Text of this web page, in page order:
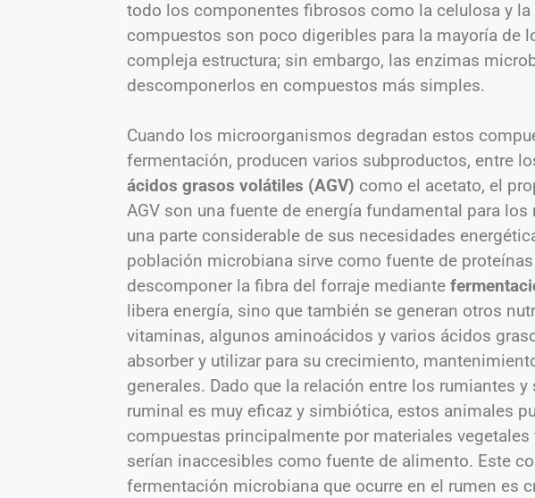
todo los componentes fibrosos como la celulosa y la
compuestos son poco digeribles para la mayoría de
compleja estructura; sin embargo, las enzimas
descomponerlos en compuestos más simples.
Cuando los microorganismos degradan estos
fermentación, producen varios subproductos, entre
ácidos grasos volátiles (AGV) como el acetato, el
AGV son una fuente de energía fundamental para
una parte considerable de sus necesidades
población microbiana sirve como fuente de proteínas
descomponer la fibra del forraje mediante
libera energía, sino que también se generan otros
vitaminas, algunos aminoácidos y varios ácidos
absorber y utilizar para su crecimiento,
generales. Dado que la relación entre los rumiantes
ruminal es muy eficaz y simbiótica, estos animales
compuestas principalmente por materiales
serían inaccesibles como fuente de alimento. Este
fermentación microbiana que ocurre en el rumen es